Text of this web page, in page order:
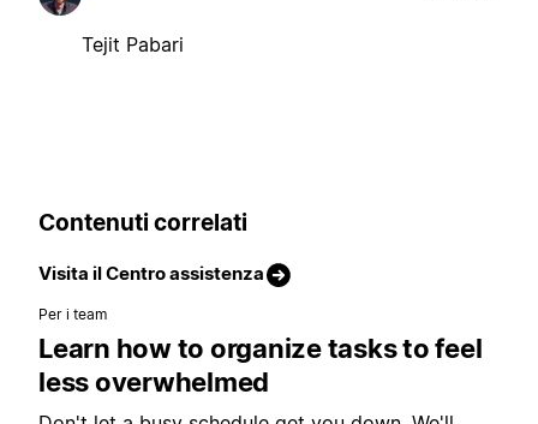
Tejit Pabari
Contenuti correlati
Visita il Centro assistenza
Per i team
Learn how to organize tasks to feel
less overwhelmed